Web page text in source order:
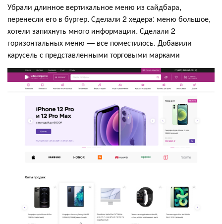
Убрали длинное вертикальное меню из сайдбара,
перенесли его в бургер. Сделали 2 хедера: меню большое,
хотели запихнуть много информации. Сделали 2
горизонтальных меню — все поместилось. Добавили
карусель с представленными торговыми марками